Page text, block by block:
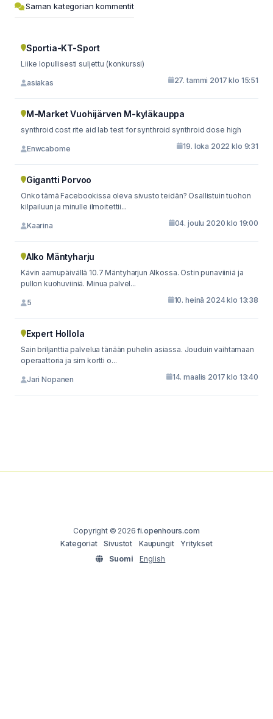
Saman kategorian kommentit
Sportia-KT-Sport
Liike lopullisesti suljettu (konkurssi)
asiakas 27. tammi 2017 klo 15:51
M-Market Vuohijärven M-kyläkauppa
synthroid cost rite aid lab test for synthroid synthroid dose high
Enwcabome 19. loka 2022 klo 9:31
Gigantti Porvoo
Onko tämä Facebookissa oleva sivusto teidän? Osallistuin tuohon
kilpailuun ja minulle ilmoitettii...
Kaarina 04. joulu 2020 klo 19:00
Alko Mäntyharju
Kävin aamupäivällä 10.7 Mäntyharjun Alkossa. Ostin punaviiniä ja
pullon kuohuviiniä. Minua palvel...
5 10. heinä 2024 klo 13:38
Expert Hollola
Sain briljanttia palvelua tänään puhelin asiassa. Jouduin vaihtamaan
operaattoria ja sim kortti o...
Jari Nopanen 14. maalis 2017 klo 13:40
Copyright © 2026fi.openhours.com
Kategoriat
Sivustot Kaupungit
Yritykset
Suomi
English